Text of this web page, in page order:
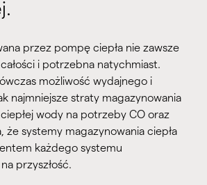
przez pompę ciepła nie zawsze
i potrzebna natychmiast.
możliwość wydajnego i
najmniejsze straty magazynowania
wody na potrzeby CO oraz
że systemy magazynowania ciepła
każdego systemu
przyszłość.